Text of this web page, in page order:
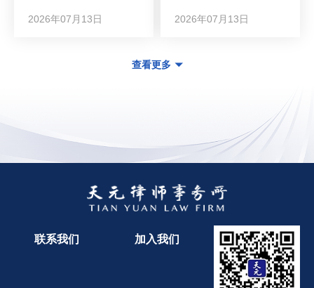
2026年07月13日 2026年07月13日
查看更多
联系我们 加入我们